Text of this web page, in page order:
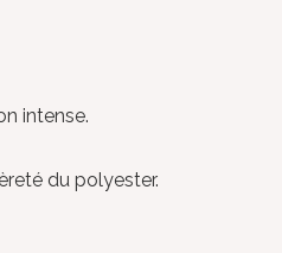
intense.
du polyester.